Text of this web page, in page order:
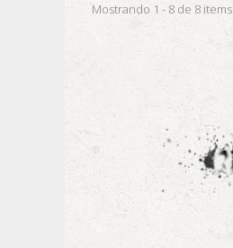
Mostrando 1 - 8 de 8 items